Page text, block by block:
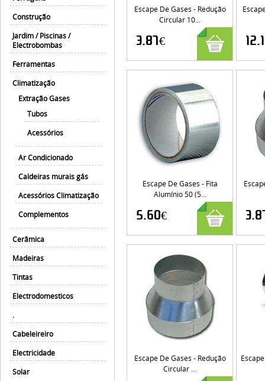
Construção
Jardim / Piscinas /
Electrobombas
Ferramentas
Climatização
Extração Gases
Tubos
Acessórios
Ar Condicionado
Caldeiras murais gás
Acessórios Climatização
Complementos
Cerâmica
Madeiras
Tintas
Electrodomesticos
.
Cabeleireiro
Electricidade
Solar
Escape De Gases - Redução
Circular 10...
3.87€
Escape De Gases - Fita
Alumínio 50 (5...
5.60€
Escape De Gases - Redução
Circular ...